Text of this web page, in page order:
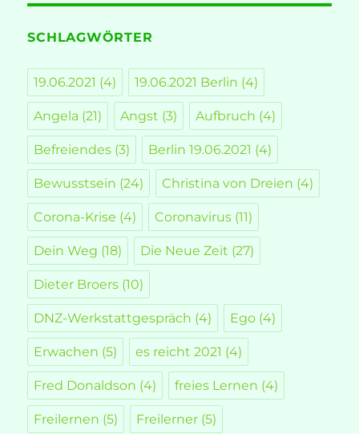
SCHLAGWÖRTER
19.06.2021 (4) 19.06.2021 Berlin (4)
Angela (21) Angst (3) Aufbruch (4)
Befreiendes (3) Berlin 19.06.2021 (4)
Bewusstsein (24) Christina von Dreien (4)
Corona-Krise (4) Coronavirus (11)
Dein Weg (18) Die Neue Zeit (27)
Dieter Broers (10)
DNZ-Werkstattgespräch (4) Ego (4)
Erwachen (5) es reicht 2021 (4)
Fred Donaldson (4) freies Lernen (4)
Freilernen (5) Freilerner (5)